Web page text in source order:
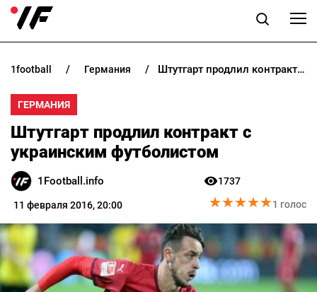
НОВОСТИ
ПРОГНОЗЫ
БУКМЕКЕРЫ
КАЗИНО
РАЗНОЕ
1football германия Штутгарт продлил контракт с украинским футболистом
ГЕРМАНИЯ
Штутгарт продлил контракт с
украинским футболистом
1Football.info
11 февраля 2016, 20:00
1737
★★★★★
★★★★★1 голос